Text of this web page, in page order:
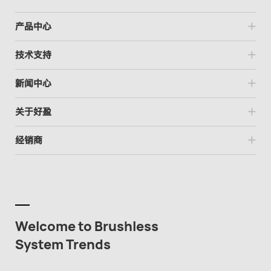
产品中心
技术支持
新闻中心
关于好盈
经销商
Welcome to Brushless
System Trends